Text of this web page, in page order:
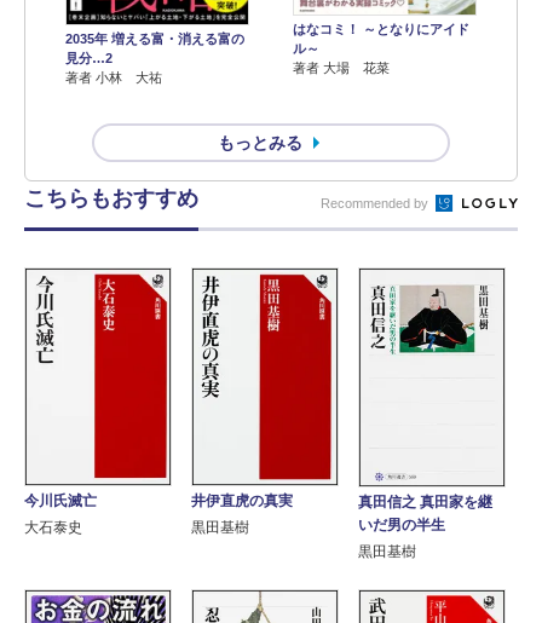
2035年 増える富・消える富の
見分…2
著者 小林 大祐
はなコミ！ ～となりにアイド
ル～
著者 大場 花菜
もっとみる
こちらもおすすめ Recommended by
今川氏滅亡
大石泰史
井伊直虎の真実
黒田基樹
真田信之 真田家を継
いだ男の半生
黒田基樹